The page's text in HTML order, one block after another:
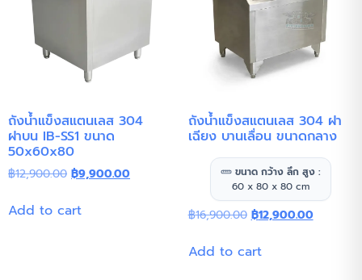
ถังน้ำแข็งสแตนเลส 304
ฝาบน IB-SS1 ขนาด
50x60x80
฿12,900.00 ฿9,900.00
Add to cart
ถังน้ำแข็งสแตนเลส 304 ฝา
เฉียง บานเลื่อน ขนาดกลาง
ขนาด กว้าง ลึก สูง :
60 x 80 x 80 cm
฿16,900.00 ฿12,900.00
Add to cart